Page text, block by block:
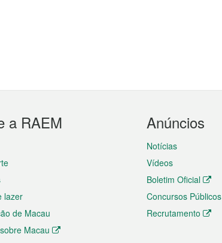
a RAEM
lazer
de Macau
Macau
Anúncios
Notícias
Vídeos
Boletim Oficial
Concursos Públicos
Recrutamento